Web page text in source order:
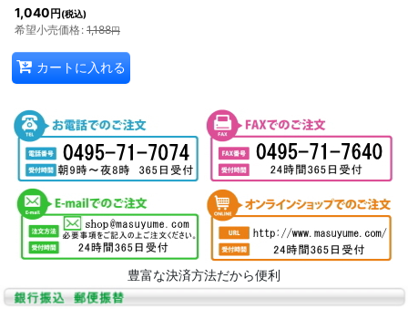
1,040円(税込)
希望小売価格: 1,188円
カートに入れる
豊富な決済方法だから便利